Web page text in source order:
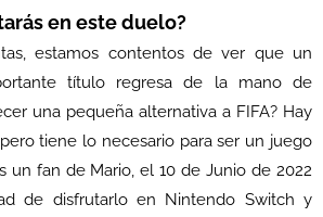
en este duelo?
estamos contentos de ver que un
título regresa de la mano de
una pequeña alternativa a FIFA? Hay
tiene lo necesario para ser un juego
un fan de Mario, el 10 de Junio de 2022
de disfrutarlo en Nintendo Switch y